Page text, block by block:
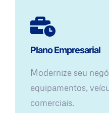
Plano Empresarial
Modernize seu
equipamentos,
comerciais.